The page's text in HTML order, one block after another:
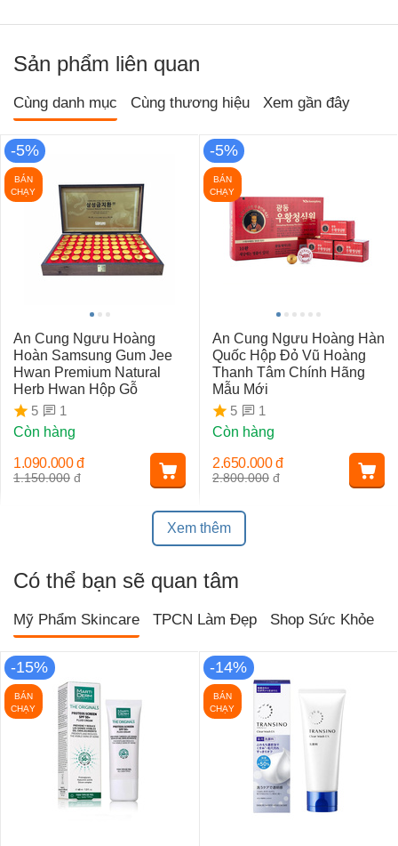
Sản phẩm liên quan
Cùng danh mục Cùng thương hiệu Xem gần đây
-5%
BÁN
CHẠY
An Cung Ngưu Hoàng
Hoàn Samsung Gum Jee
Hwan Premium Natural
Herb Hwan Hộp Gỗ
5
1
Còn hàng
1.150.000 đ
1.090.000 đ
-5%
BÁN
CHẠY
An Cung Ngưu Hoàng Hàn
Quốc Hộp Đỏ Vũ Hoàng
Thanh Tâm Chính Hãng
Mẫu Mới
5
1
Còn hàng
2.800.000 đ
2.650.000 đ
Xem thêm
Có thể bạn sẽ quan tâm
Mỹ Phẩm Skincare TPCN Làm Đẹp Shop Sức Khỏe
-15%
BÁN
CHẠY
-14%
BÁN
CHẠY